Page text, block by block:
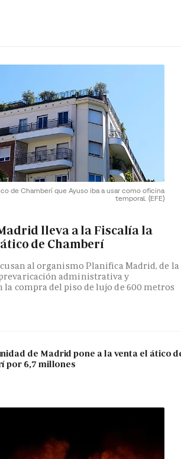
de Chamberí que Ayuso iba a usar como oficina
temporal. (EFE)
lleva a la Fiscalía la
de Chamberí
al organismo Planifica Madrid, de la
administrativa y
la compra del piso de lujo de 600 metros
de Madrid pone a la venta el ático
por 6,7 millones